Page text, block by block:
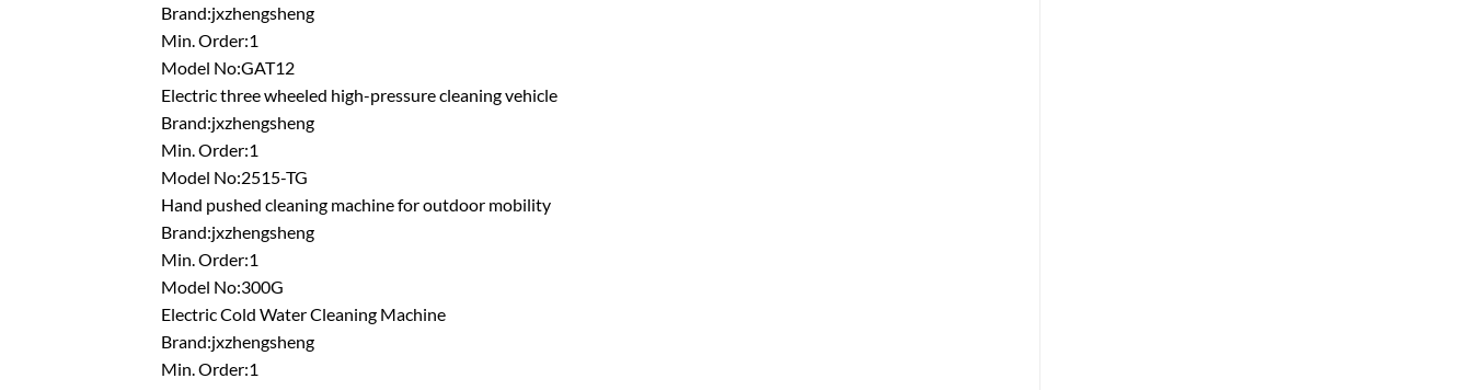
Brand:jxzhengsheng
Min. Order:1
Model No:GAT12
Electric three wheeled high-pressure cleaning vehicle
Brand:jxzhengsheng
Min. Order:1
Model No:2515-TG
Hand pushed cleaning machine for outdoor mobility
Brand:jxzhengsheng
Min. Order:1
Model No:300G
Electric Cold Water Cleaning Machine
Brand:jxzhengsheng
Min. Order:1